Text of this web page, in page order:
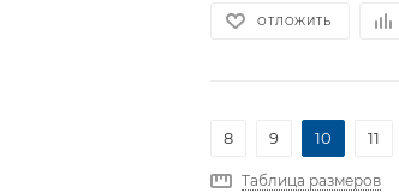
ОТЛОЖИТЬ
8 9 10 11
Таблица размеров